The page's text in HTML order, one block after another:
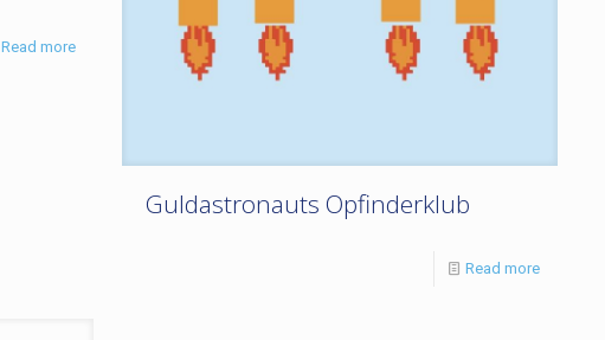
Read more
Guldastronauts Opfinderklub
Read more